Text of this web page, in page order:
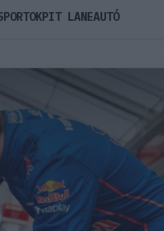
PIT LANEAUTÓ